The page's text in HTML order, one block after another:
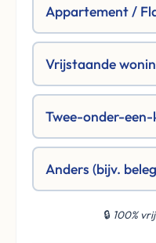
Appartement /
Vrijstaande
Twee-onder-
Anders (bijv.
🔒 100%